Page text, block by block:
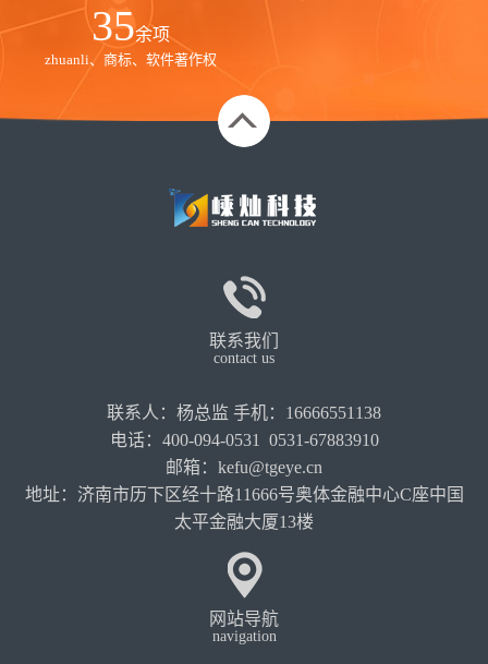
35余项
zhuanli、商标、软件著作权
联系我们
contact us
联系人：杨总监 手机：16666551138
电话：400-094-0531 0531-67883910
邮箱：kefu@tgeye.cn
地址：济南市历下区经十路11666号奥体金融中心C座中国
太平金融大厦13楼
网站导航
navigation